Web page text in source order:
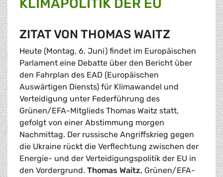
KLIMAPOLITIK DER EU
ZITAT VON THOMAS WAITZ
Heute (Montag, 6. Juni) findet im Europäischen
Parlament eine Debatte über den Bericht über
den Fahrplan des EAD (Europäischen
Auswärtigen Diensts) für Klimawandel und
Verteidigung unter Federführung des
Grünen/EFA-Mitglieds Thomas Waitz statt,
gefolgt von einer Abstimmung morgen
Nachmittag. Der russische Angriffskrieg gegen
die Ukraine rückt die Verflechtung zwischen der
Energie- und der Verteidigungspolitik der EU in
den Vordergrund. Thomas Waitz, Grünen/EFA-